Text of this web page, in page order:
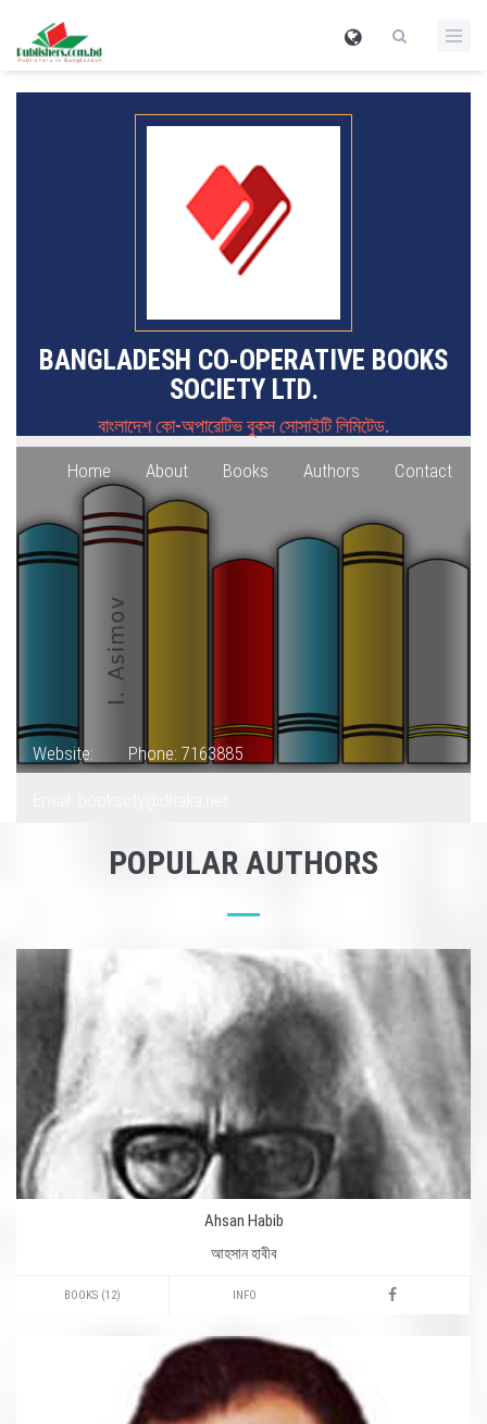
BANGLADESH CO-OPERATIVE BOOKS
SOCIETY LTD.
বাংলাদেশ কো-অপারেটিভ বুকস সোসাইটি লিমিটেড.
Home About Books Authors Contact
Website: Phone: 7163885
POPULAR AUTHORS
Ahsan Habib
আহসান হাবীব
BOOKS (12) INFO